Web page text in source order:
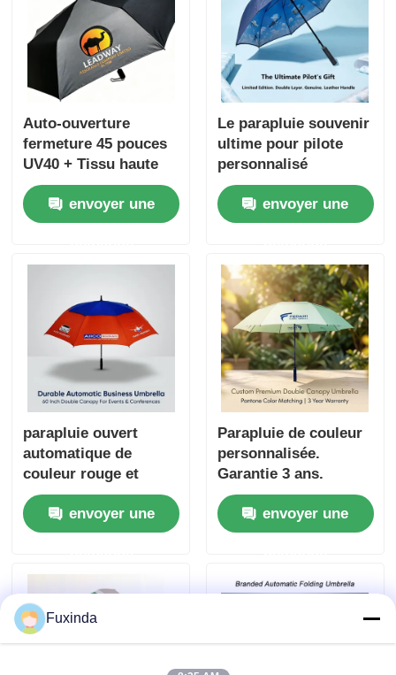
Auto-ouverture
fermeture 45 pouces
UV40 + Tissu haute
densité parapluie
cadeau d'entreprise
avec logo
envoyer une
Le parapluie souvenir
ultime pour pilote
personnalisé
envoyer une
parapluie ouvert
automatique de
couleur rouge et
bleue
envoyer une
Parapluie de couleur
personnalisée.
Garantie 3 ans.
Parapluie de golf
étanche au vent.
envoyer une
Fuxinda